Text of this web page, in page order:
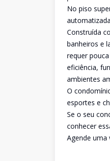
No piso
Construída
banheiros e
requer
eficiência,
ambientes
O
esportes e
Se o seu
conhecer
Agende uma